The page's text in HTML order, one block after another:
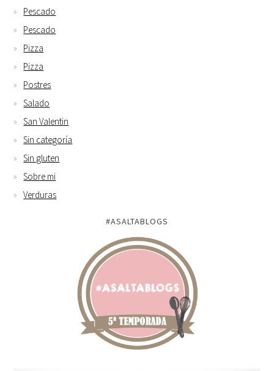
Pescado
Pescado
Pizza
Pizza
Postres
Salado
San Valentin
Sin categoría
Sin gluten
Sobre mi
Verduras
#ASALTABLOGS